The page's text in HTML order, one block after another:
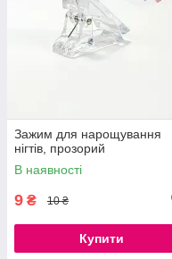
Зажим для нарощування
нігтів, прозорий
В наявності
9 ₴ 10 ₴
Купити